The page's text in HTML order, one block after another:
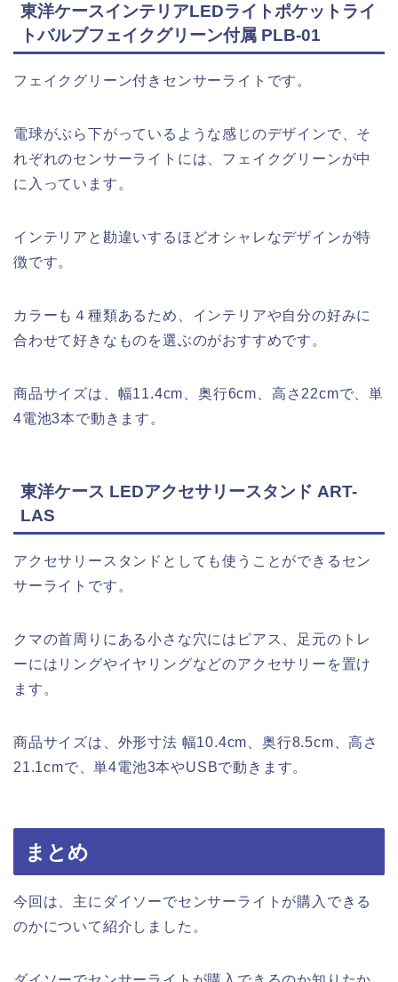
東洋ケースインテリアLEDライトポケットライ
トバルブフェイクグリーン付属 PLB-01
フェイクグリーン付きセンサーライトです。
電球がぶら下がっているような感じのデザインで、そ
れぞれのセンサーライトには、フェイクグリーンが中
に入っています。
インテリアと勘違いするほどオシャレなデザインが特
徴です。
カラーも４種類あるため、インテリアや自分の好みに
合わせて好きなものを選ぶのがおすすめです。
商品サイズは、幅11.4cm、奥行6cm、高さ22cmで、単
4電池3本で動きます。
東洋ケース LEDアクセサリースタンド ART-
LAS
アクセサリースタンドとしても使うことができるセン
サーライトです。
クマの首周りにある小さな穴にはピアス、足元のトレ
ーにはリングやイヤリングなどのアクセサリーを置け
ます。
商品サイズは、外形寸法 幅10.4cm、奥行8.5cm、高さ
21.1cmで、単4電池3本やUSBで動きます。
まとめ
今回は、主にダイソーでセンサーライトが購入できる
のかについて紹介しました。